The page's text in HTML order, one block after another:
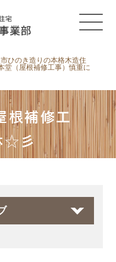
ひのき造りの本格木造住
堂（屋根補修工事）慎重に
根補修工
☆彡